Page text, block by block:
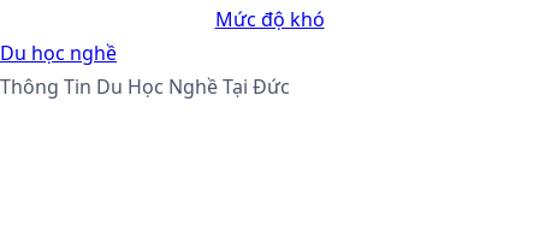
Mức độ khó
Du học nghề
Thông Tin Du Học Nghề Tại Đức